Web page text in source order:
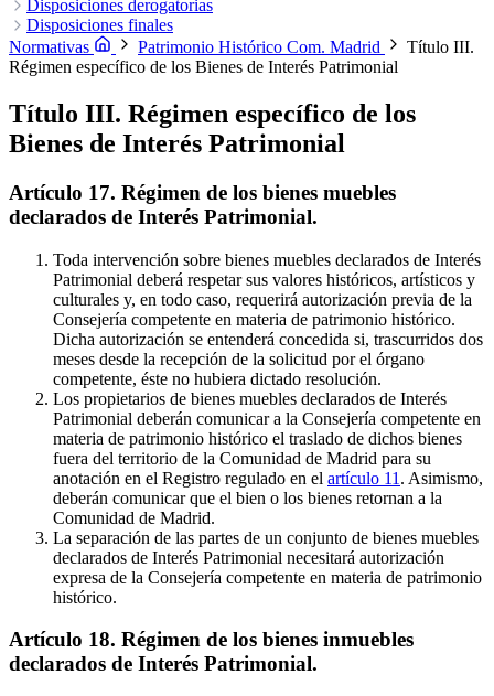
Castillos.Disposición adicional segunda. Otros Bienes de Interés
Patrimonial.Disposición adicional tercera. Régimen aplicable a
obras y usos en Bienes de Interés Cultural y en Bienes de Interés
Patrimonial.Disposición adicional cuarta. Obras de excepcional
del patrimonio histórico.
Disposición adicional sexta. Bienes
muebles de la Iglesia Católica. Exportación.Disposición adicional
séptima. Nueva redacción de la disposición transitoria de la Ley
Gobierno y la Administración de la Comunidad de Madrid.
Disposición adicional octava. Declaraciones responsables y
comunicación previa.
Disposición transitoria primera. Catálogos de bienes y espacios
protegidos.Disposición transitoria segunda. Adaptación y
terminación de declaraciones. Disposición transitoria tercera.
Adaptación de planes especiales.
Disposiciones derogatorias
Disposición derogatoria única. Derogación normativa.
Disposiciones finales
Disposición final primera. Modificación del artículo 45.5 de la Ley
9/1995, de 28 de marzo, de Medidas de Política Territorial, Suelo y
disposición transitoria a la Ley 9/1995, de 28 de marzo, de Medidas
de Política Territorial, Suelo y Urbanismo.Disposición final tercera.
Desarrollo reglamentario.Disposición final cuarta. Entrada en vigor.
Normativas Patrimonio Histórico Com. Madrid
Título III.
Régimen específico de los Bienes de Interés Patrimonial
Título III. Régimen específico de los
Bienes de Interés Patrimonial
Artículo 17. Régimen de los bienes muebles
declarados de Interés Patrimonial.
Toda intervención sobre bienes muebles declarados de Interés
Patrimonial deberá respetar sus valores históricos, artísticos y
culturales y, en todo caso, requerirá autorización previa de la
Consejería competente en materia de patrimonio histórico.
Dicha autorización se entenderá concedida si, trascurridos dos
meses desde la recepción de la solicitud por el órgano
competente, éste no hubiera dictado resolución.
Los propietarios de bienes muebles declarados de Interés
Patrimonial deberán comunicar a la Consejería competente en
materia de patrimonio histórico el traslado de dichos bienes
fuera del territorio de la Comunidad de Madrid para su
anotación en el Registro regulado en el artículo 11 . Asimismo,
deberán comunicar que el bien o los bienes retornan a la
Comunidad de Madrid.
La separación de las partes de un conjunto de bienes muebles
declarados de Interés Patrimonial necesitará autorización
expresa de la Consejería competente en materia de patrimonio
histórico.
Artículo 18. Régimen de los bienes inmuebles
declarados de Interés Patrimonial.